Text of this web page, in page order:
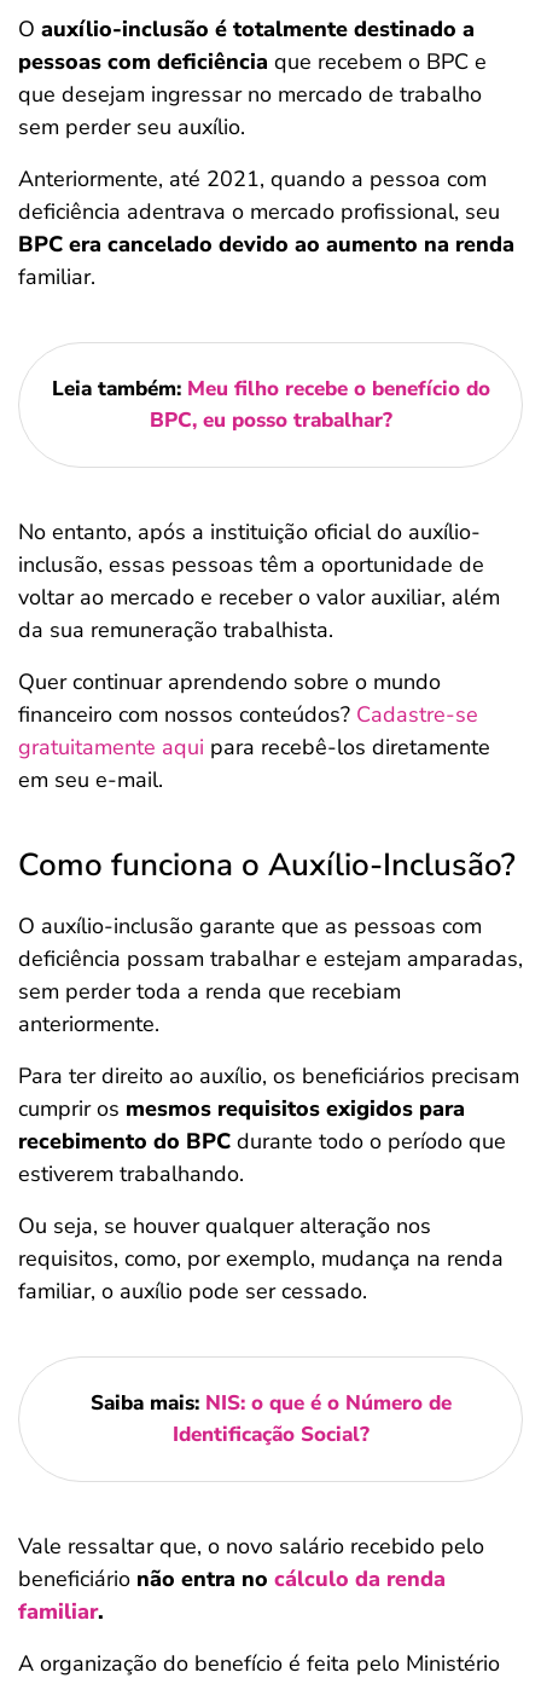
O auxílio-inclusão é totalmente destinado a
pessoas com deficiência que recebem o BPC e
que desejam ingressar no mercado de trabalho
sem perder seu auxílio.
Anteriormente, até 2021, quando a pessoa com
deficiência adentrava o mercado profissional, seu
BPC era cancelado devido ao aumento na renda
familiar.
Leia também: Meu filho recebe o benefício do
BPC, eu posso trabalhar?
No entanto, após a instituição oficial do auxílio-
inclusão, essas pessoas têm a oportunidade de
voltar ao mercado e receber o valor auxiliar, além
da sua remuneração trabalhista.
Quer continuar aprendendo sobre o mundo
financeiro com nossos conteúdos? Cadastre-se
gratuitamente aqui para recebê-los diretamente
em seu e-mail.
Como funciona o Auxílio-Inclusão?
O auxílio-inclusão garante que as pessoas com
deficiência possam trabalhar e estejam amparadas,
sem perder toda a renda que recebiam
anteriormente.
Para ter direito ao auxílio, os beneficiários precisam
cumprir os mesmos requisitos exigidos para
recebimento do BPC durante todo o período que
estiverem trabalhando.
Ou seja, se houver qualquer alteração nos
requisitos, como, por exemplo, mudança na renda
familiar, o auxílio pode ser cessado.
Saiba mais: NIS: o que é o Número de
Identificação Social?
Vale ressaltar que, o novo salário recebido pelo
beneficiário não entra no cálculo da renda
familiar.
A organização do benefício é feita pelo Ministério